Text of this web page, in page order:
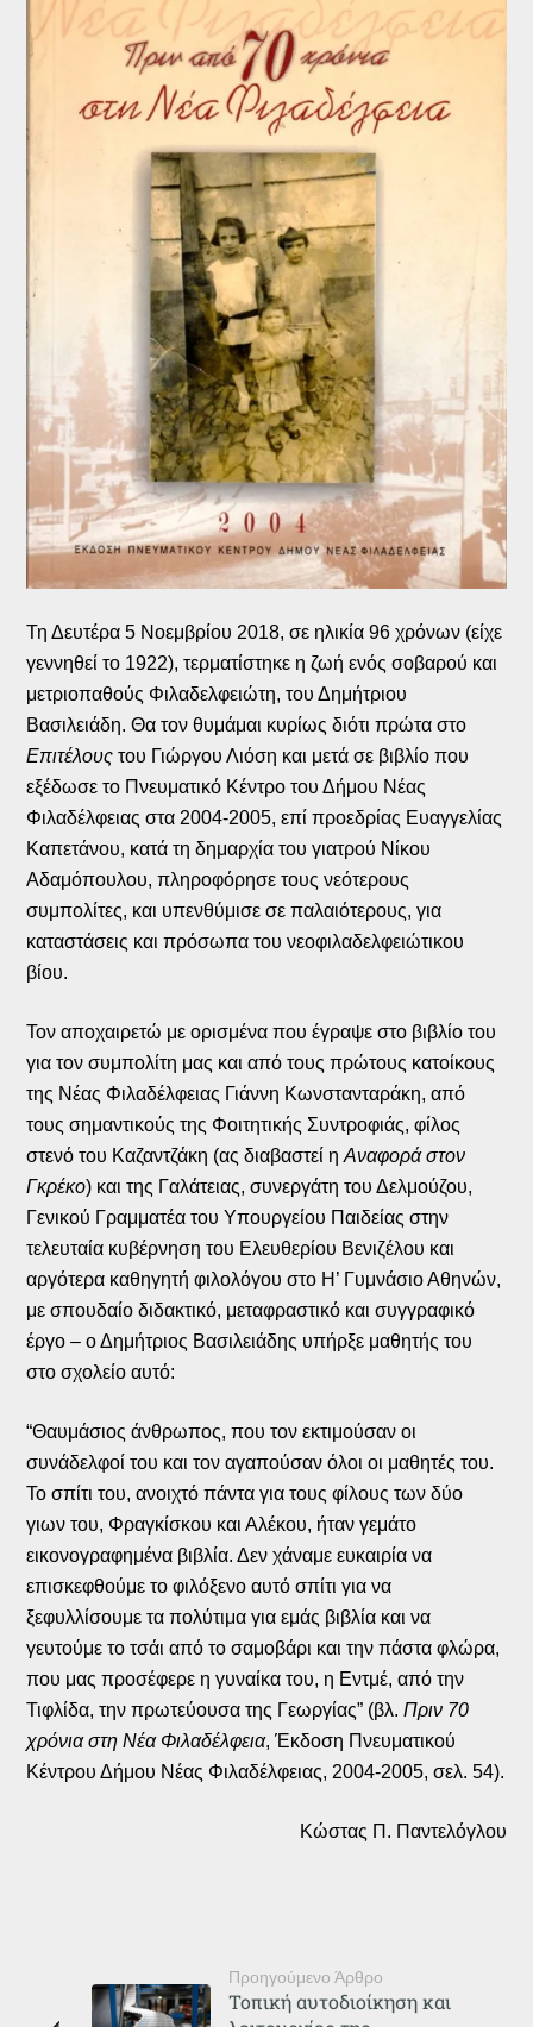
Τη Δευτέρα 5 Νοεμβρίου 2018, σε ηλικία 96 χρόνων (είχε
γεννηθεί το 1922), τερματίστηκε η ζωή ενός σοβαρού και
μετριοπαθούς Φιλαδελφειώτη, του Δημήτριου
Βασιλειάδη. Θα τον θυμάμαι κυρίως διότι πρώτα στο
Επιτέλους του Γιώργου Λιόση και μετά σε βιβλίο που
εξέδωσε το Πνευματικό Κέντρο του Δήμου Νέας
Φιλαδέλφειας στα 2004-2005, επί προεδρίας Ευαγγελίας
Καπετάνου, κατά τη δημαρχία του γιατρού Νίκου
Αδαμόπουλου, πληροφόρησε τους νεότερους
συμπολίτες, και υπενθύμισε σε παλαιότερους, για
καταστάσεις και πρόσωπα του νεοφιλαδελφειώτικου
βίου.
Τον αποχαιρετώ με ορισμένα που έγραψε στο βιβλίο του
για τον συμπολίτη μας και από τους πρώτους κατοίκους
της Νέας Φιλαδέλφειας Γιάννη Κωνστανταράκη, από
τους σημαντικούς της Φοιτητικής Συντροφιάς, φίλος
στενό του Καζαντζάκη (ας διαβαστεί ηΑναφορά στον
Γκρέκο) και της Γαλάτειας, συνεργάτη του Δελμούζου,
Γενικού Γραμματέα του Υπουργείου Παιδείας στην
τελευταία κυβέρνηση του Ελευθερίου Βενιζέλου και
αργότερα καθηγητή φιλολόγου στο Η’ Γυμνάσιο Αθηνών,
με σπουδαίο διδακτικό, μεταφραστικό και συγγραφικό
έργο – ο Δημήτριος Βασιλειάδης υπήρξε μαθητής του
στο σχολείο αυτό:
“Θαυμάσιος άνθρωπος, που τον εκτιμούσαν οι
συνάδελφοί του και τον αγαπούσαν όλοι οι μαθητές του.
Το σπίτι του, ανοιχτό πάντα για τους φίλους των δύο
γιων του, Φραγκίσκου και Αλέκου, ήταν γεμάτο
εικονογραφημένα βιβλία. Δεν χάναμε ευκαιρία να
επισκεφθούμε το φιλόξενο αυτό σπίτι για να
ξεφυλλίσουμε τα πολύτιμα για εμάς βιβλία και να
γευτούμε το τσάι από το σαμοβάρι και την πάστα φλώρα,
που μας προσέφερε η γυναίκα του, η Εντμέ, από την
Τιφλίδα, την πρωτεύουσα της Γεωργίας” (βλ.Πριν 70
χρόνια στη Νέα Φιλαδέλφεια, Έκδοση Πνευματικού
Κέντρου Δήμου Νέας Φιλαδέλφειας, 2004-2005, σελ. 54).
Κώστας Π. Παντελόγλου
Προηγούμενο Άρθρο
Τοπική αυτοδιοίκηση και